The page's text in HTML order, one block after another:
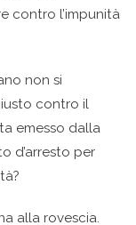
contro l’impunità
non si
contro il
emesso dalla
d’arresto per
alla rovescia.